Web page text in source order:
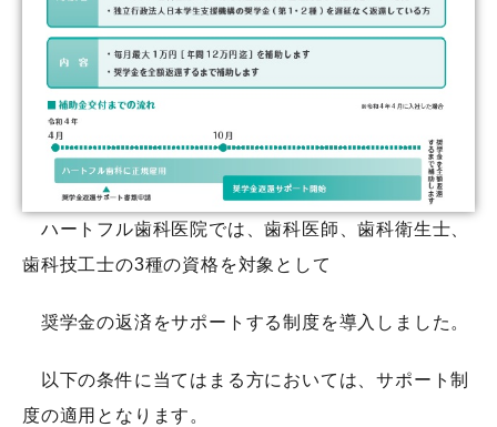
ハートフル歯科医院では、歯科医師、歯科衛生士、
歯科技工士の3種の資格を対象として
奨学金の返済をサポートする制度を導入しました。
以下の条件に当てはまる方においては、サポート制
度の適用となります。